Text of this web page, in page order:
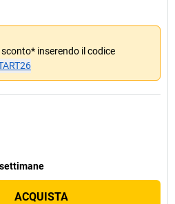
sconto* inserendo il codice
ACQUISTA